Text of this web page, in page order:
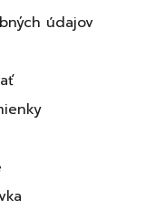
údajov